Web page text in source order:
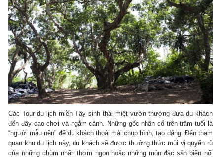
Các Tour du lịch miền Tây sinh thái miệt vườn thường đưa du khách
đến đây dạo chơi và ngắm cảnh. Những gốc nhãn cổ trên trăm tuổi là
“người mẫu nền” để du khách thoải mái chụp hình, tạo dáng. Đến tham
quan khu du lịch này, du khách sẽ được thưởng thức mùi vị quyến rũ
của những chùm nhãn thơm ngon hoặc những món đặc sản biển nổi